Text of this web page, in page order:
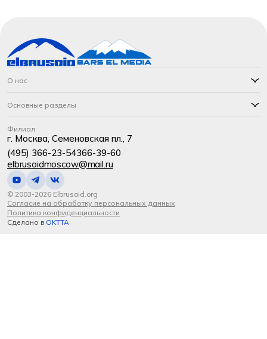
О нас
Основные разделы
Филиал
г. Москва, Семеновская пл., 7
(495) 366-23-54366-39-60
elbrusoidmoscow@mail.ru
© 2003-2026 Elbrusoid.org
Согласие на обработку персональных данных
Политика конфиденциальности
Сделано в OKTTA